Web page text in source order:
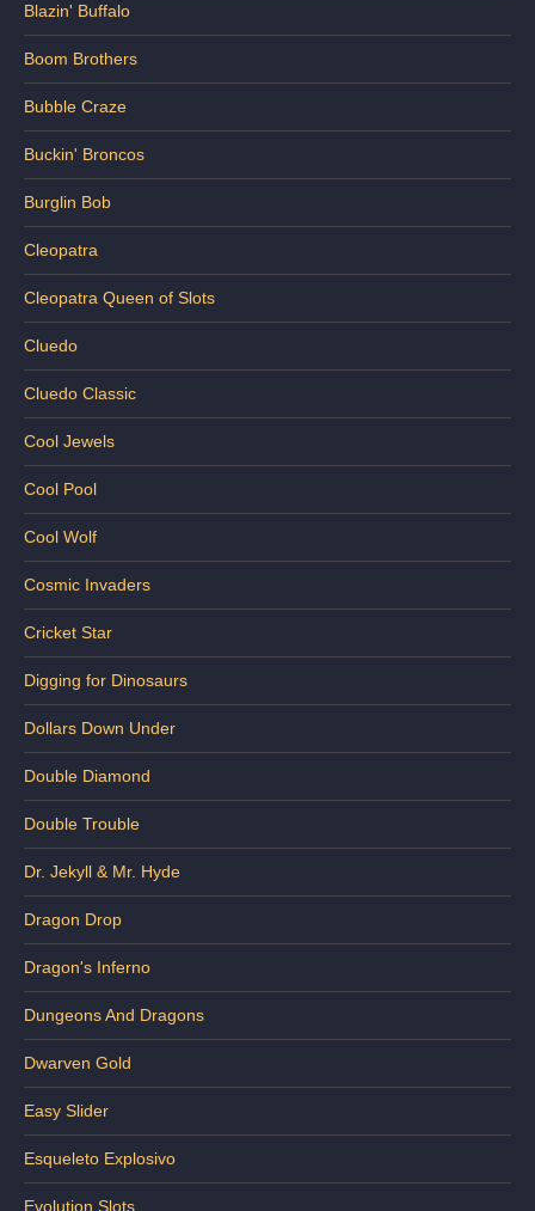
Blazin' Buffalo
Boom Brothers
Bubble Craze
Buckin' Broncos
Burglin Bob
Cleopatra
Cleopatra Queen of Slots
Cluedo
Cluedo Classic
Cool Jewels
Cool Pool
Cool Wolf
Cosmic Invaders
Cricket Star
Digging for Dinosaurs
Dollars Down Under
Double Diamond
Double Trouble
Dr. Jekyll & Mr. Hyde
Dragon Drop
Dragon's Inferno
Dungeons And Dragons
Dwarven Gold
Easy Slider
Esqueleto Explosivo
Evolution Slots